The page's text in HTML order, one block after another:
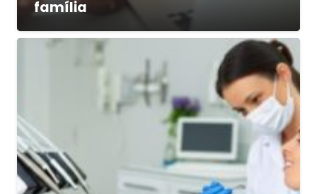
família